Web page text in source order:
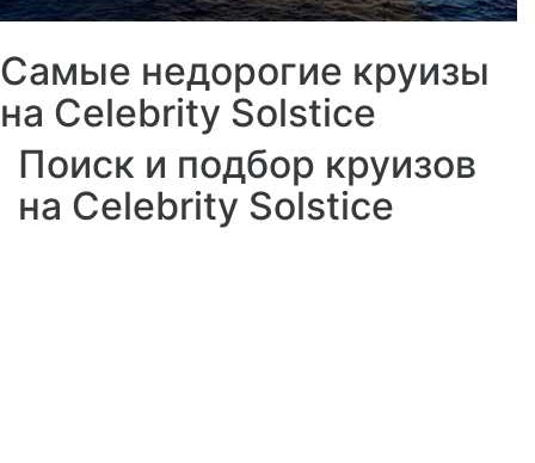
Самые недорогие круизы
на Celebrity Solstice
Поиск и подбор круизов
на Celebrity Solstice